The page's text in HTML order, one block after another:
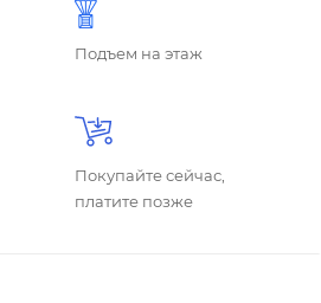
Подъем на этаж
Покупайте сейчас,
платите позже